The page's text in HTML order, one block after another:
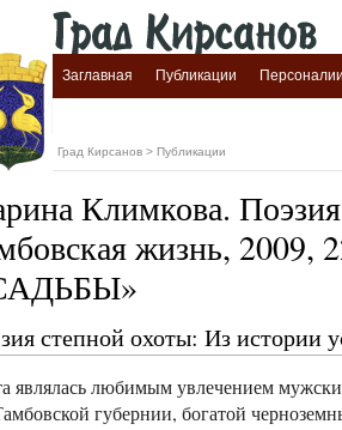
Заглавная Публикации Персоналии
Град Кирсанов > Публикации
Климкова.
жизнь,
степной охоты: Из истории
являлась любимым увлечением
губернии, богатой